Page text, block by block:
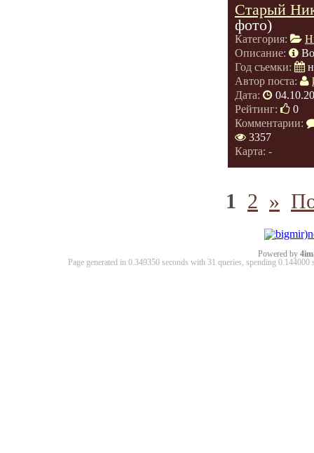
Старый
фото)
Категория:
Описание:
Год съемки:
Автор поста:
Дата:
Рейтинг:
0
Комментарии:
3357
Карта: -
1 2 »
Powered by
Page generated in 0.349350 seconds with 31 queries, spending